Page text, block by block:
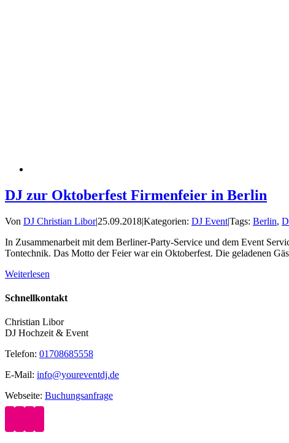
DJ zur Oktoberfest Firmenfeier in Berlin
Von DJ Christian Libor|25.09.2018|Kategorien: DJ Event|Tags: Berlin,
In Zusammenarbeit mit dem Berliner-Party-Service und dem Event
Tontechnik. Das Motto der Feier war ein Oktoberfest. Die geladenen
Weiterlesen
Schnellkontakt
Christian Libor
DJ Hochzeit & Event
Telefon: 01708685558
E-Mail: info@youreventdj.de
Webseite: Buchungsanfrage